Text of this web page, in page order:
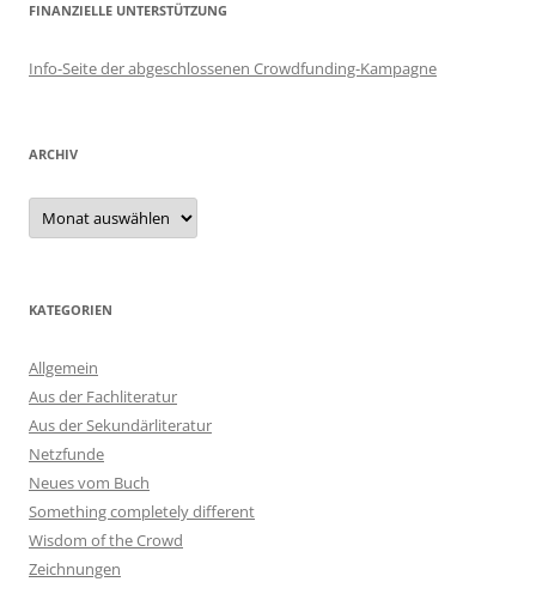
FINANZIELLE UNTERSTÜTZUNG
Info-Seite der abgeschlossenen Crowdfunding-Kampagne
ARCHIV
Archiv
KATEGORIEN
Allgemein
Aus der Fachliteratur
Aus der Sekundärliteratur
Netzfunde
Neues vom Buch
Something completely different
Wisdom of the Crowd
Zeichnungen